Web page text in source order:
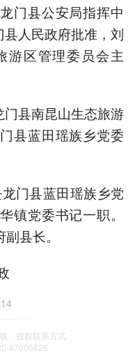
门县公安局指挥中
人民政府批准，刘
游区管理委员会主
县南昆山生态旅游
县蓝田瑶族乡党委
门县蓝田瑶族乡党
镇党委书记一职。
县长。
、授权联系方式
87006626